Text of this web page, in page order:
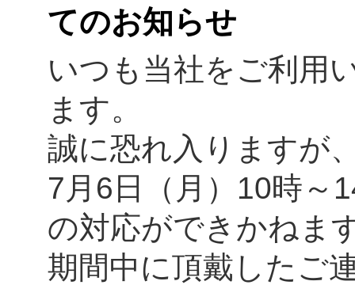
てのお知らせ
いつも当社をご利用
ます。
誠に恐れ入りますが
7月6日（月）10時～
の対応ができかねま
期間中に頂戴したご